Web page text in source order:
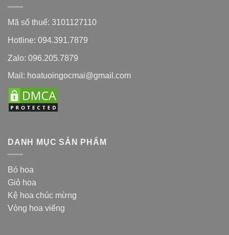
Mã số thuế: 3101127110
Hotline: 094.391.7879
Zalo: 096.205.7879
Mail: hoatuoingocmai@gmail.com
DANH MỤC SẢN PHẨM
Bó hoa
Giỏ hoa
Kệ hoa chúc mừng
Vòng hoa viếng